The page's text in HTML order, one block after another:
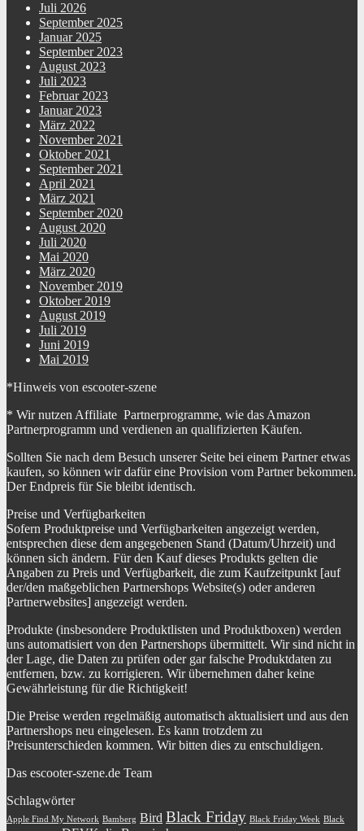
Juli 2026
September 2025
Januar 2025
September 2023
August 2023
Juli 2023
Februar 2023
Januar 2023
März 2022
November 2021
Oktober 2021
September 2021
April 2021
März 2021
September 2020
August 2020
Juli 2020
Mai 2020
März 2020
November 2019
Oktober 2019
August 2019
Juli 2019
Juni 2019
Mai 2019
*Hinweis von escooter-szene
* Wir nutzen Affiliate Partnerprogramme, wie das Amazon
Partnerprogramm und verdienen an qualifizierten Käufen.
Sollten Sie nach dem Besuch unserer Seite bei einem Partner etwas
kaufen, so können wir dafür eine Provision vom Partner bekommen.
Der Endpreis für Sie bleibt identisch.
Preise und Verfügbarkeiten
Sofern Produktpreise und Verfügbarkeiten angezeigt werden,
entsprechen diese dem angegebenen Stand (Datum/Uhrzeit) und
können sich ändern. Für den Kauf dieses Produkts gelten die
Angaben zu Preis und Verfügbarkeit, die zum Kaufzeitpunkt [auf
der/den maßgeblichen Partnershops Website(s) oder anderen
Partnerwebsites] angezeigt werden.
Produkte (insbesondere Produktlisten und Produktboxen) werden
uns automatisiert von den Partnershops übermittelt. Wir sind nicht in
der Lage, die Daten zu prüfen oder gar falsche Produktdaten zu
entfernen, bzw. zu korrigieren. Wir übernehmen daher keine
Gewährleistung für die Richtigkeit!
Die Preise werden regelmäßig automatisch aktualisiert und aus den
Partnershops neu eingelesen. Es kann trotzdem zu
Preisunterschieden kommen. Wir bitten dies zu entschuldigen.
Das escooter-szene.de Team
Schlagwörter
Apple Find My Network Bamberg Bird Black Friday Black Friday Week Black